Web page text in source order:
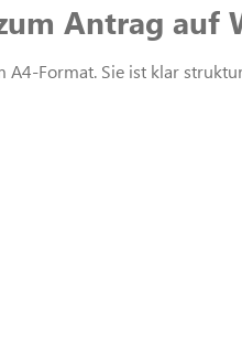
Antrag auf
A4-Format. Sie ist klar